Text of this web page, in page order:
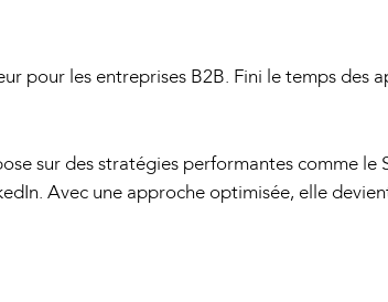
pour les entreprises B2B. Fini le temps des
sur des stratégies performantes comme le
Avec une approche optimisée, elle